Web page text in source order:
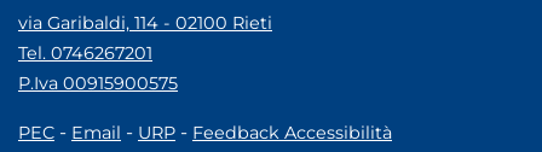
via Garibaldi, 114 - 02100 Rieti
Tel. 0746267201
P.Iva 00915900575
PEC - Email - URP - Feedback Accessibilità